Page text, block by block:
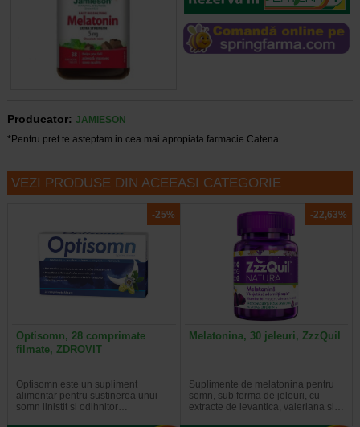
Producator: JAMIESON
*Pentru pret te asteptam in cea mai apropiata farmacie Catena
VEZI PRODUSE DIN ACEEASI CATEGORIE
-25%
Optisomn, 28 comprimate
filmate, ZDROVIT
Optisomn este un supliment
alimentar pentru sustinerea unui
somn linistit si odihnitor…
-22,63%
Melatonina, 30 jeleuri, ZzzQuil
Suplimente de melatonina pentru
somn, sub forma de jeleuri, cu
extracte de levantica, valeriana si…